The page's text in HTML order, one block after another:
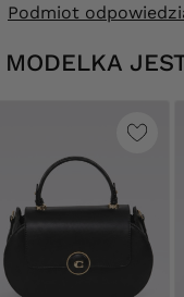
Podmiot
MODELKA